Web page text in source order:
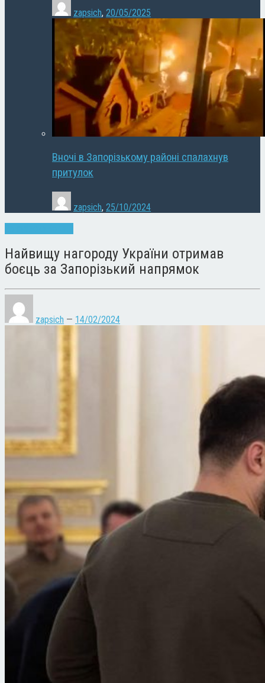
zapsich, 20/05/2025
Вночі в Запорізькому районі спалахнув
притулок
zapsich, 25/10/2024
Найвищу нагороду України отримав
боєць за Запорізький напрямок
zapsich — 14/02/2024